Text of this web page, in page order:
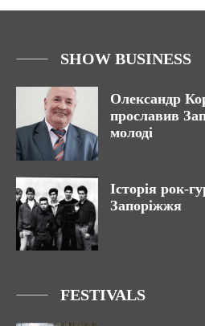
SHOW BUSINESS
Олександр
прославив
молоді
Історія рок-
Запоріжжя
FESTIVALS